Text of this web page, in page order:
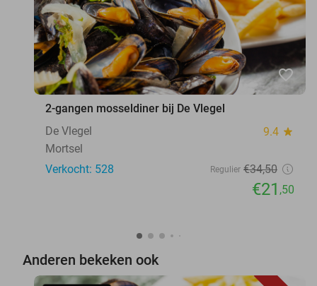
favorite_border
2-gangen mosseldiner bij De Vlegel
De Vlegel
9.4 star
Mortsel
Verkocht: 528
Regulier €34,50
€21 ,50
Anderen bekeken ook